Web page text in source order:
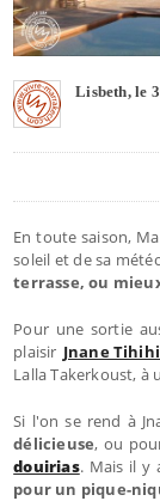
Lisbeth, le
En toute saison,
soleil et de sa
terrasse, ou
Pour une sortie
plaisir Jnane
Lalla Takerkoust, à
Si l'on se rend à
délicieuse, ou
douirias. Mais il y
pour un pique-